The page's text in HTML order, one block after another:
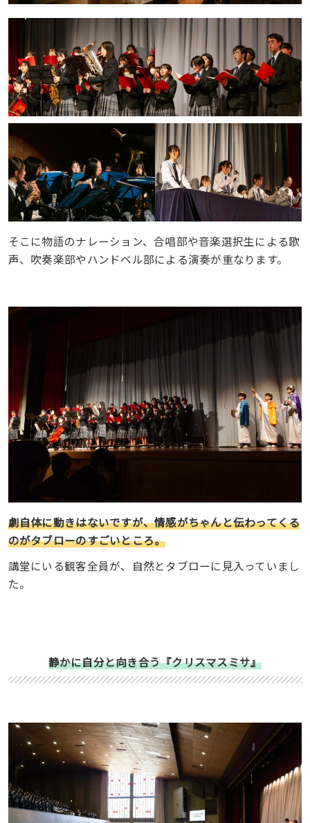
そこに物語のナレーション、合唱部や音楽選択生による歌
声、吹奏楽部やハンドベル部による演奏が重なります。
劇自体に動きはないですが、情感がちゃんと伝わってくる
のがタブローのすごいところ。
講堂にいる観客全員が、自然とタブローに見入っていまし
た。
静かに自分と向き合う『クリスマスミサ』